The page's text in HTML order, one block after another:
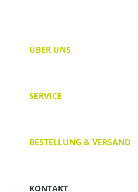
ÜBER UNS
SERVICE
BESTELLUNG & VERSAND
KONTAKT